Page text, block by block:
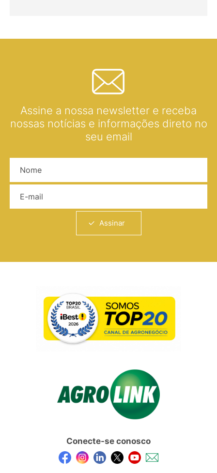
Assine a nossa newsletter e receba
nossas notícias e informações direto no
seu email
Assinar
Conecte-se conosco